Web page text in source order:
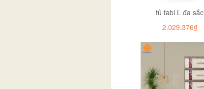
tủ tabi L đa sắc
2.029.376₫